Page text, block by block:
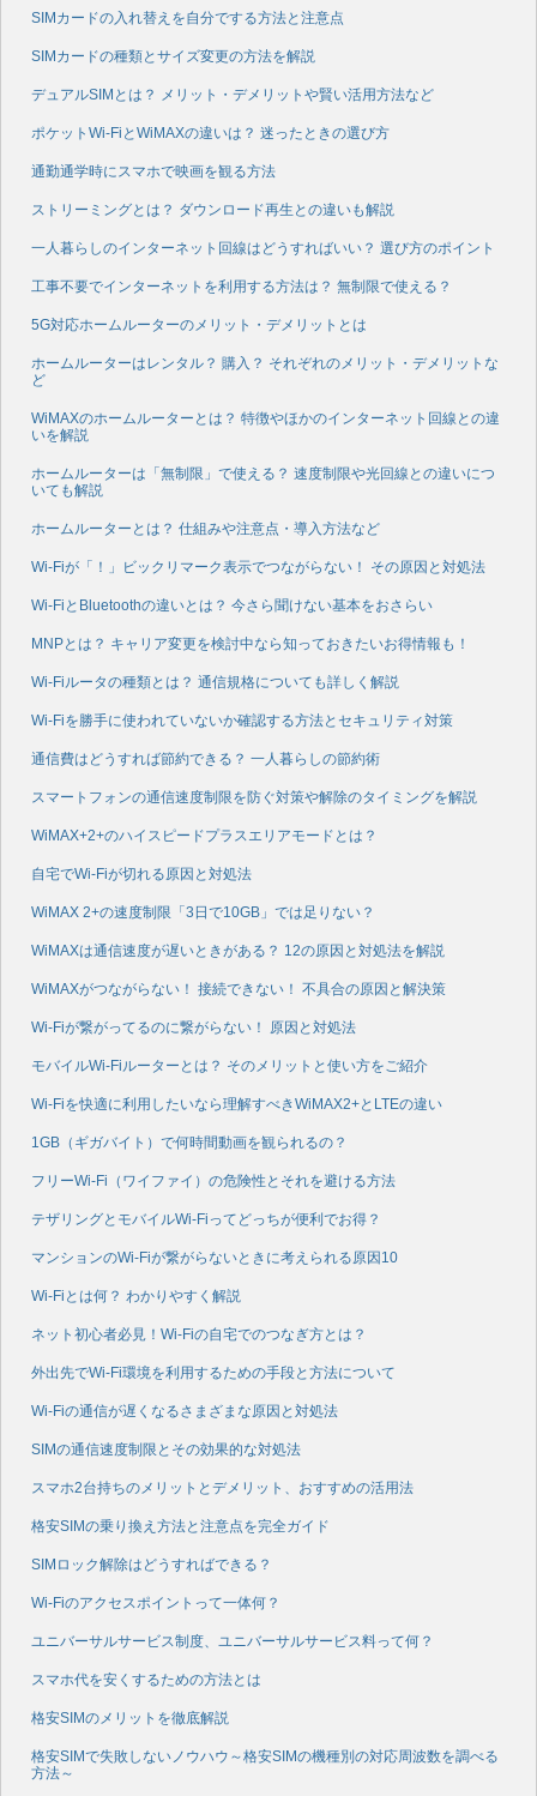
SIMカードの入れ替えを自分でする方法と注意点
SIMカードの種類とサイズ変更の方法を解説
デュアルSIMとは？ メリット・デメリットや賢い活用方法など
ポケットWi-FiとWiMAXの違いは？ 迷ったときの選び方
通勤通学時にスマホで映画を観る方法
ストリーミングとは？ ダウンロード再生との違いも解説
一人暮らしのインターネット回線はどうすればいい？ 選び方のポイント
工事不要でインターネットを利用する方法は？ 無制限で使える？
5G対応ホームルーターのメリット・デメリットとは
ホームルーターはレンタル？ 購入？ それぞれのメリット・デメリットな
ど
WiMAXのホームルーターとは？ 特徴やほかのインターネット回線との違
いを解説
ホームルーターは「無制限」で使える？ 速度制限や光回線との違いにつ
いても解説
ホームルーターとは？ 仕組みや注意点・導入方法など
Wi-Fiが「！」ビックリマーク表示でつながらない！ その原因と対処法
Wi-FiとBluetoothの違いとは？ 今さら聞けない基本をおさらい
MNPとは？ キャリア変更を検討中なら知っておきたいお得情報も！
Wi-Fiルータの種類とは？ 通信規格についても詳しく解説
Wi-Fiを勝手に使われていないか確認する方法とセキュリティ対策
通信費はどうすれば節約できる？ 一人暮らしの節約術
スマートフォンの通信速度制限を防ぐ対策や解除のタイミングを解説
WiMAX+2+のハイスピードプラスエリアモードとは？
自宅でWi-Fiが切れる原因と対処法
WiMAX 2+の速度制限「3日で10GB」では足りない？
WiMAXは通信速度が遅いときがある？ 12の原因と対処法を解説
WiMAXがつながらない！ 接続できない！ 不具合の原因と解決策
Wi-Fiが繋がってるのに繋がらない！ 原因と対処法
モバイルWi-Fiルーターとは？ そのメリットと使い方をご紹介
Wi-Fiを快適に利用したいなら理解すべきWiMAX2+とLTEの違い
1GB（ギガバイト）で何時間動画を観られるの？
フリーWi-Fi（ワイファイ）の危険性とそれを避ける方法
テザリングとモバイルWi-Fiってどっちが便利でお得？
マンションのWi-Fiが繋がらないときに考えられる原因10
Wi-Fiとは何？ わかりやすく解説
ネット初心者必見！Wi-Fiの自宅でのつなぎ方とは？
外出先でWi-Fi環境を利用するための手段と方法について
Wi-Fiの通信が遅くなるさまざまな原因と対処法
SIMの通信速度制限とその効果的な対処法
スマホ2台持ちのメリットとデメリット、おすすめの活用法
格安SIMの乗り換え方法と注意点を完全ガイド
SIMロック解除はどうすればできる？
Wi-Fiのアクセスポイントって一体何？
ユニバーサルサービス制度、ユニバーサルサービス料って何？
スマホ代を安くするための方法とは
格安SIMのメリットを徹底解説
格安SIMで失敗しないノウハウ～格安SIMの機種別の対応周波数を調べる
方法～